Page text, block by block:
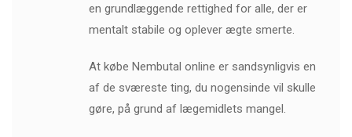
en grundlæggende rettighed for alle, der er
mentalt stabile og oplever ægte smerte.
At købe Nembutal online er sandsynligvis en
af ​​de sværeste ting, du nogensinde vil skulle
gøre, på grund af lægemidlets mangel.